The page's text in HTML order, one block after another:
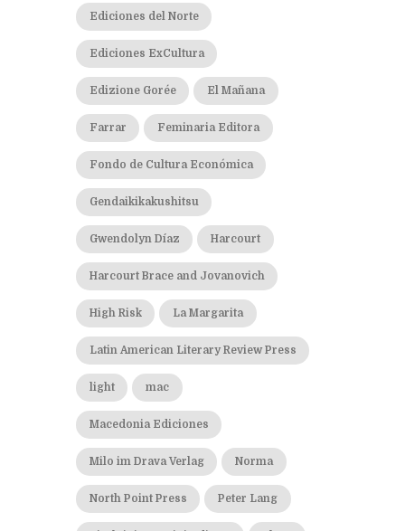
Ediciones del Norte
Ediciones ExCultura
Edizione Gorée El Mañana
Farrar Feminaria Editora
Fondo de Cultura Económica
Gendaikikakushitsu
Gwendolyn Díaz Harcourt
Harcourt Brace and Jovanovich
High Risk La Margarita
Latin American Literary Review Press
light mac
Macedonia Ediciones
Milo im Drava Verlag Norma
North Point Press Peter Lang